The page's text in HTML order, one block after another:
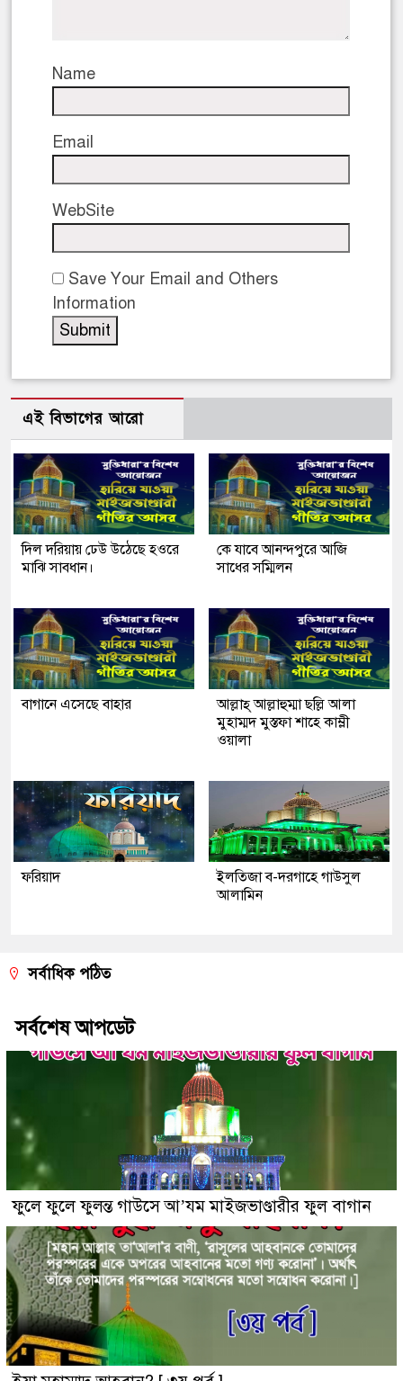
Name
Email
WebSite
Save Your Email and Others
Information
এই বিভাগের আরো
দিল দরিয়ায় ঢেউ উঠেছে হওরে
মাঝি সাবধান।
কে যাবে আনন্দপুরে আজি
সাধের সম্মিলন
বাগানে এসেছে বাহার
আল্লাহ্ আল্লাহুম্মা ছল্লি আলা
মুহাম্মদ মুস্তফা শাহে কাম্লী
ওয়ালা
ফরিয়াদ
ইলতিজা ব-দরগাহে গাউসুল
আলামিন
সর্বাধিক পঠিত
সর্বশেষ আপডেট
ফুলে ফুলে ফুলন্ত গাউসে আ’যম মাইজভাণ্ডারীর ফুল বাগান